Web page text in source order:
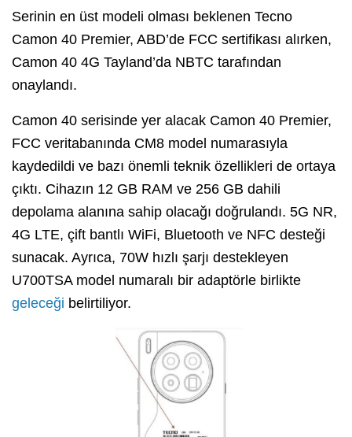
Serinin en üst modeli olması beklenen Tecno
Camon 40 Premier, ABD’de FCC sertifikası alırken,
Camon 40 4G Tayland’da NBTC tarafından
onaylandı.
Camon 40 serisinde yer alacak Camon 40 Premier,
FCC veritabanında CM8 model numarasıyla
kaydedildi ve bazı önemli teknik özellikleri de ortaya
çıktı. Cihazın 12 GB RAM ve 256 GB dahili
depolama alanına sahip olacağı doğrulandı. 5G NR,
4G LTE, çift bantlı WiFi, Bluetooth ve NFC desteği
sunacak. Ayrıca, 70W hızlı şarjı destekleyen
U700TSA model numaralı bir adaptörle birlikte
geleceği belirtiliyor.